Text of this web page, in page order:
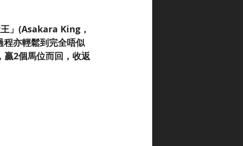
」(Asakara King，
亦輕鬆到完全唔似
贏2個馬位而回，收返